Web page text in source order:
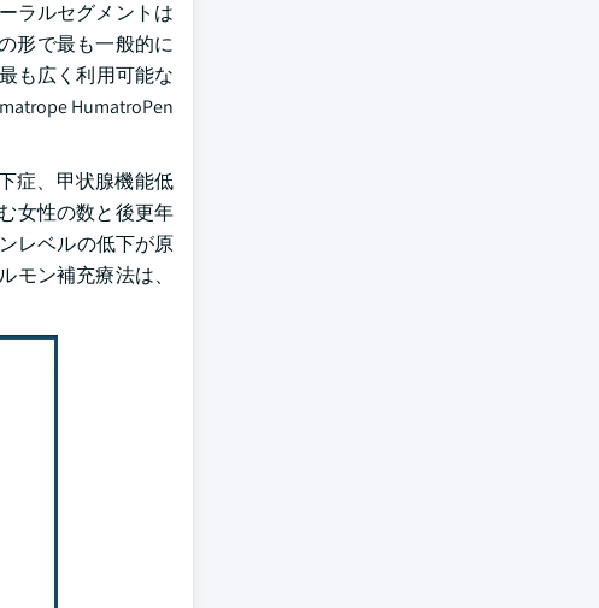
ラルセグメントは
形で最も一般的に
も広く利用可能な
HumatroPen
症、甲状腺機能低
女性の数と後更年
レベルの低下が原
ン補充療法は、